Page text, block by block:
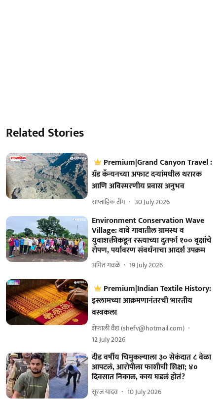
Related Stories
Premium|Grand Canyon Travel :
ग्रँड कॅन्यनच्या अफाट दऱ्यांमधील थरारक
आणि अविस्मरणीय प्रवास अनुभव
साप्ताहिक टीम 30 July 2026
Environment Conservation Wave
Village: वावे गावातील ग्रामस्थ व
युवाशक्तीकडून रस्त्याच्या दुतर्फा १०० वृक्षांचे
रोपण, पर्यावरण संवर्धनाचा आदर्श उपक्रम
अमित गवळे 19 July 2026
Premium|Indian Textile History:
इस्लामच्या आक्रमणानंतरची भारतीय
वस्त्रकला
शेफाली वैद्य (shefv@hotmail.com)
12 July 2026
दीड वर्षीय चिमुकल्याला ३० सेकंदात ८ वेळा
आपटलं, आरोपीला फाशीची शिक्षा; ४०
दिवसात निकाल, काय घडलं होतं?
सूरज यादव 10 July 2026